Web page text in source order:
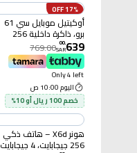
17% OFF
أوكيتيل موبايل سي 61
برو، ذاكرة داخلية 256
جيجابايت، رام 8 جيجابايت،
شبكة 4G، لون بنفسجي
639
.
00
SAR
769.00
Only 4 left
اليوم 10:00 ص
خصم 100 ريال أو 10%
هونر X6d – هاتف ذكي
256 جيجابايت، 4 جيجابايت